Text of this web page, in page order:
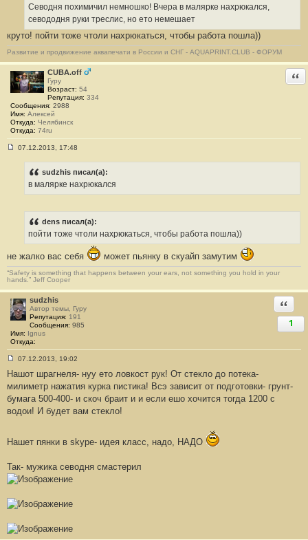
и
е
#
3
Севодня похимичил немношко! Вчера в малярке нахрюкался,
севододня руки треслис, но ето немешает
круто! пойти тоже чтоли нахрюкаться, чтобы работа пошла))
Развитие и продвижение аквапечати в России и СНГ - AQUAPRINT.CLUB - ФОРУМ
CUBA.off
Гуру
Возраст: 54
Репутация: 334
Сообщения: 2988
Имя: Алексей
Откуда: Челябинск
Откуда: 74ru
4
07.12.2013, 17:48
sudzhis писал(а):
в малярке нахрюкался
dens писал(а):
пойти тоже чтоли нахрюкаться, чтобы работа пошла))
не жалко вас себя может пьянку в скуайп замутим
“Safety is something that happens between your ears, not something you hold in your
hands.” Jeff Cooper
sudzhis
Автор темы, Гуру
Репутация: 191
Сообщения: 985
Имя: Ignus
Откуда:
1
о
б
щ
н
#
2
5
07.12.2013, 19:02
Нашот шрагнеля- нуу ето ловкост рук! От стекло до потека-
милиметр нажатия курка пистика! Всэ зависит от подготовки- грунт-
бумага 500-400- и скоч браит и и если ешо хочится тогда 1200 с
водои! И будет вам стекло!
Нашет пянки в skype- идея класс, надо, НАДО
Так- мужика севодня смастерил